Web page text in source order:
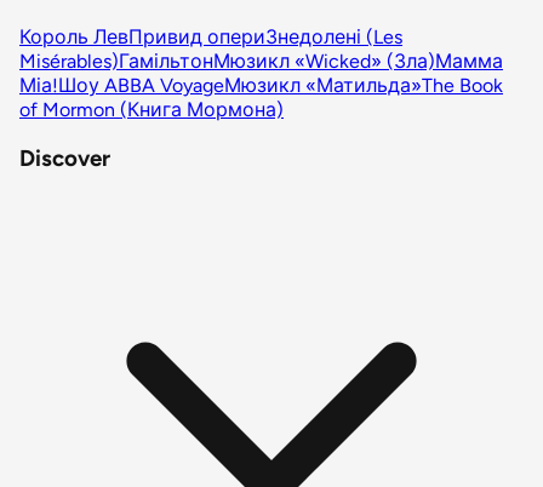
Король ЛевПривид опериЗнедолені (Les
Misérables)ГамільтонМюзикл «Wicked» (Зла)Мамма
Міа!Шоу ABBA VoyageМюзикл «Матильда»The Book
of Mormon (Книга Мормона)
Discover